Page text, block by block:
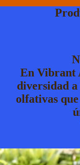
En Vibrant
diversidad a
olfativas